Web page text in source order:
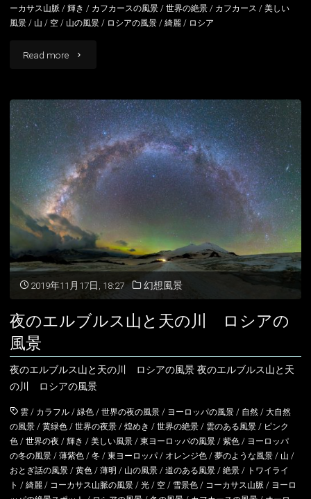
ーカサス山脈 /輝き / カフカースの風景 /世界の絶景 / カフカース /美しい
風景 / 山 / 空 / 山の風景 / ロシアの風景 /綺麗 / ロシア
Read more "ロ
ア
コ
ー
カ
サ
ス
の
風
景
ロ
シ
ア
2019年11月17日, 18:27 幻想風景
夜のエルブルス山と天の川 ロシアの
風景
夜のエルブルス山と天の川 ロシアの風景 夜のエルブルス山と天
の川 ロシアの風景
雲 / カラフル /緑色 /世界の夜の風景 / ヨーロッパの風景 / 自然 /大自然
の風景 /黄緑色 /世界の夜景 /煌めき /世界の絶景 / 雲のある風景 / ピンク
色 /世界の夜 /輝き /美しい風景 /東ヨーロッパの風景 /紫色 / ヨーロッパ
の冬の風景 /薄紫色 /冬 /東ヨーロッパ/ オレンジ色 /夢のような風景 / 山 /
おとぎ話の風景 /黄色 /薄明 / 山の風景 /道のある風景 /絶景 / トワイライ
ト /綺麗 / コーカサス山脈の風景 /光 / 空 / 雪景色 / コーカサス山脈 / ヨーロ